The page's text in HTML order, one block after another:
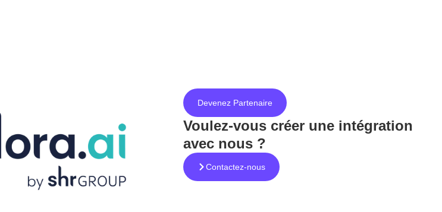
Devenez Partenaire
Voulez-vous créer une intégration
avec nous ?
Contactez-nous